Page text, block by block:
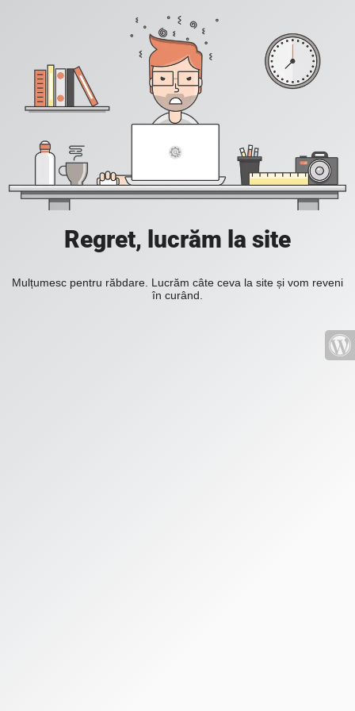
Regret, lucrăm la site
Mulțumesc pentru răbdare. Lucrăm câte ceva la site și vom reveni
în curând.